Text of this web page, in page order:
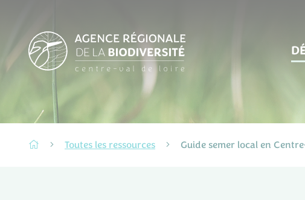
Toutes les ressources Guide semer local en